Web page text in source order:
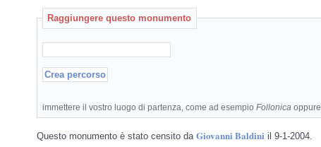
Raggiungere questo monumento
immettere il vostro luogo di partenza, come ad esempio Follonica oppure
Questo monumento è stato censito da Giovanni Baldini il 9-1-2004.